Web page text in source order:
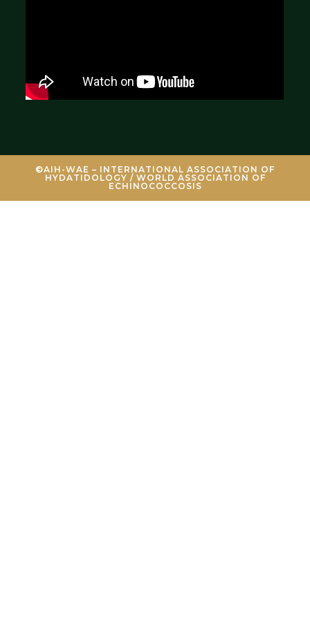
©AIH-WAE – INTERNATIONAL ASSOCIATION OF
HYDATIDOLOGY / WORLD ASSOCIATION OF
ECHINOCOCCOSIS